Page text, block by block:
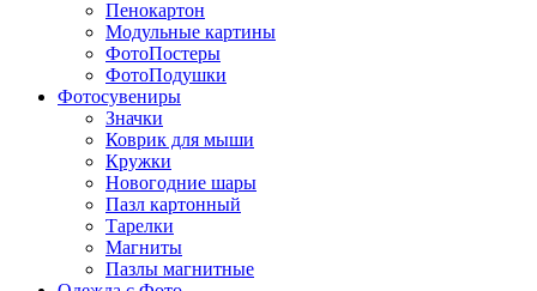
Пенокартон
Модульные картины
ФотоПостеры
ФотоПодушки
Фотоcувениры
Значки
Коврик для мыши
Кружки
Новогодние шары
Пазл картонный
Тарелки
Магниты
Пазлы магнитные